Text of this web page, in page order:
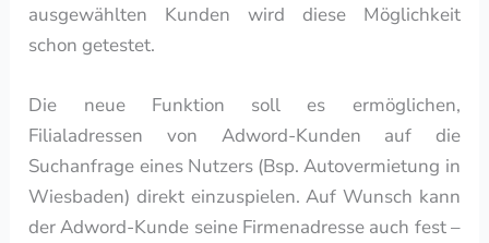
ausgewählten Kunden wird diese Möglichkeit
schon getestet.
Die neue Funktion soll es ermöglichen,
Filialadressen von Adword-Kunden auf die
Suchanfrage eines Nutzers (Bsp. Autovermietung in
Wiesbaden) direkt einzuspielen. Auf Wunsch kann
der Adword-Kunde seine Firmenadresse auch fest –